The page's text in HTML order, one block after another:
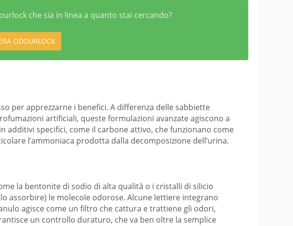
che sia in linea a quanto stai cercando?
ODOURLOCK
per apprezzarne i benefici. A differenza delle sabbiette
artificiali, queste formulazioni avanzate agiscono a
specifici, come il carbone attivo, che funzionano come
l’ammoniaca prodotta dalla decomposizione dell’urina.
la bentonite di sodio di alta qualità o i cristalli di silicio
assorbire) le molecole odorose. Alcune lettiere integrano
agisce come un filtro che cattura e trattiene gli odori,
un controllo duraturo, che va ben oltre la semplice